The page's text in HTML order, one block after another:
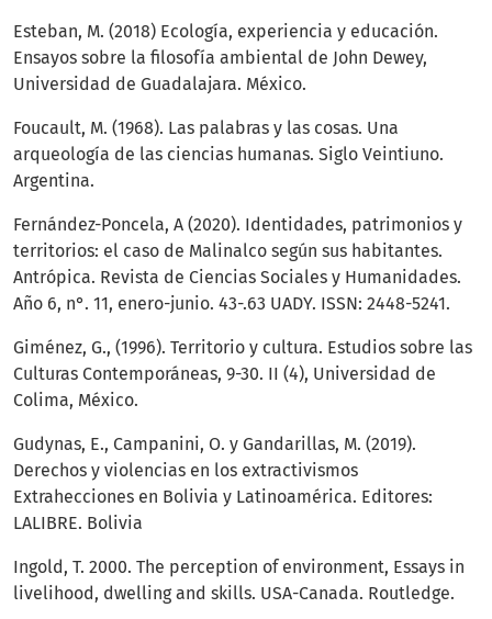
Esteban, M. (2018) Ecología, experiencia y educación.
Ensayos sobre la filosofía ambiental de John Dewey,
Universidad de Guadalajara. México.
Foucault, M. (1968). Las palabras y las cosas. Una
arqueología de las ciencias humanas. Siglo Veintiuno.
Argentina.
Fernández-Poncela, A (2020). Identidades, patrimonios y
territorios: el caso de Malinalco según sus habitantes.
Antrópica. Revista de Ciencias Sociales y Humanidades.
Año 6, n°. 11, enero-junio. 43-.63 UADY. ISSN: 2448-5241.
Giménez, G., (1996). Territorio y cultura. Estudios sobre las
Culturas Contemporáneas, 9-30. II (4), Universidad de
Colima, México.
Gudynas, E., Campanini, O. y Gandarillas, M. (2019).
Derechos y violencias en los extractivismos
Extrahecciones en Bolivia y Latinoamérica. Editores:
LALIBRE. Bolivia
Ingold, T. 2000. The perception of environment, Essays in
livelihood, dwelling and skills. USA-Canada. Routledge.